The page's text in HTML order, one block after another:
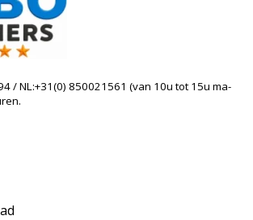
/ NL:+31(0) 850021561 (van 10u tot 15u ma-